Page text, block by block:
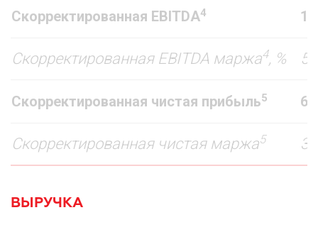
Скорректированная EBITDA4
Скорректированная EBITDA маржа4, %
Скорректированная чистая прибыль5 6
Скорректированная чистая маржа5
ВЫРУЧКА